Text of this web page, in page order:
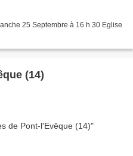
25 Septembre à 16 h 30 Eglise
(14)